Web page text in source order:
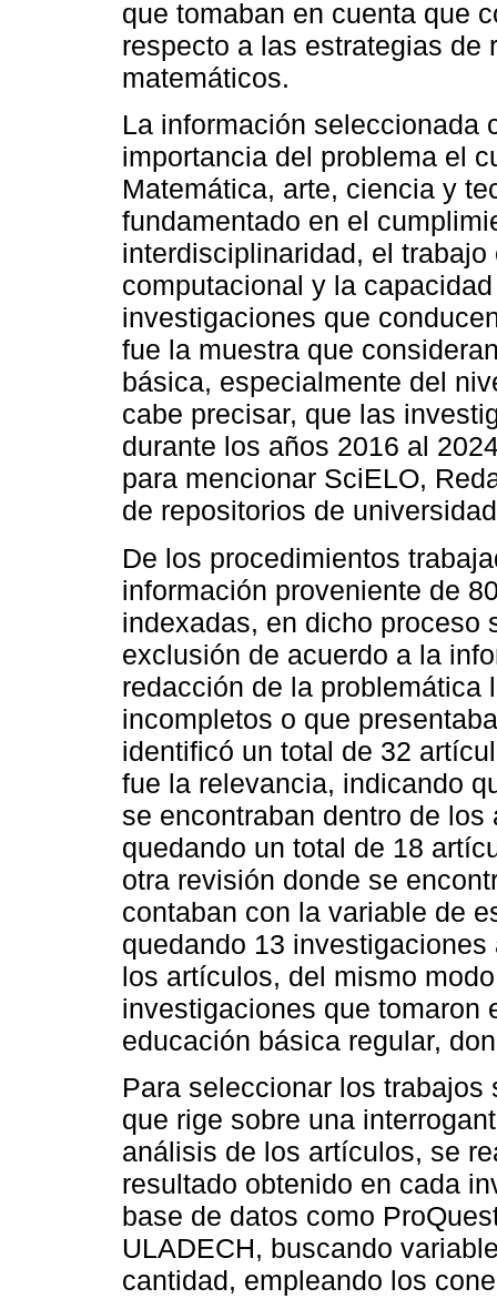
que tomaban en cuenta que
respecto a las estrategias de
matemáticos.
La información seleccionada
importancia del problema el
Matemática, arte, ciencia y
fundamentado en el
interdisciplinaridad, el
computacional y la
investigaciones que
fue la muestra que
básica, especialmente del
cabe precisar, que las
durante los años 2016 al
para mencionar SciELO,
de repositorios de
De los procedimientos
información proveniente de
indexadas, en dicho proceso
exclusión de acuerdo a la
redacción de la problemática
incompletos o que
identificó un total de 32
fue la relevancia, indicando
se encontraban dentro de
quedando un total de 18
otra revisión donde se
contaban con la variable de
quedando 13
los artículos, del mismo
investigaciones que tomaron
educación básica regular,
Para seleccionar los
que rige sobre una
análisis de los artículos, se
resultado obtenido en cada
base de datos como
ULADECH, buscando
cantidad, empleando los